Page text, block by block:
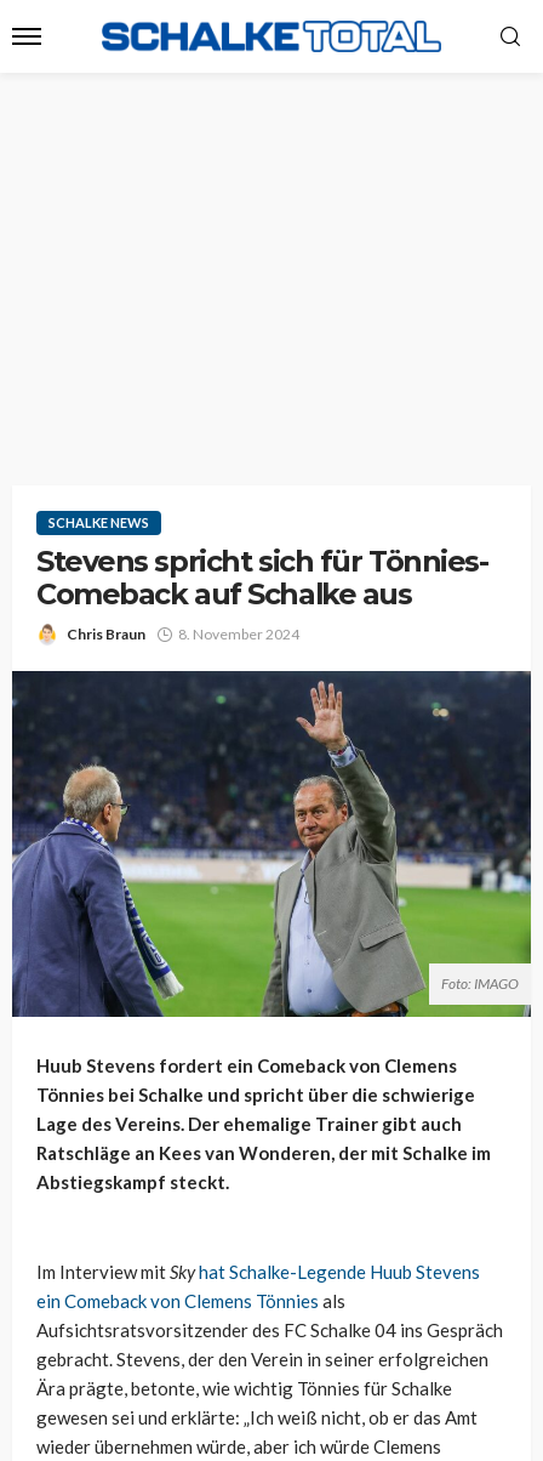
SCHALKE NEWS
Stevens spricht sich für Tönnies-
Comeback auf Schalke aus
Chris Braun 8. November 2024
Foto: IMAGO
Huub Stevens fordert ein Comeback von Clemens
Tönnies bei Schalke und spricht über die schwierige
Lage des Vereins. Der ehemalige Trainer gibt auch
Ratschläge an Kees van Wonderen, der mit Schalke im
Abstiegskampf steckt.
Im Interview mitSkyhat Schalke-Legende Huub Stevens
ein Comeback von Clemens Tönnies als
Aufsichtsratsvorsitzender des FC Schalke 04 ins Gespräch
gebracht. Stevens, der den Verein in seiner erfolgreichen
Ära prägte, betonte, wie wichtig Tönnies für Schalke
gewesen sei und erklärte: „Ich weiß nicht, ob er das Amt
wieder übernehmen würde, aber ich würde Clemens